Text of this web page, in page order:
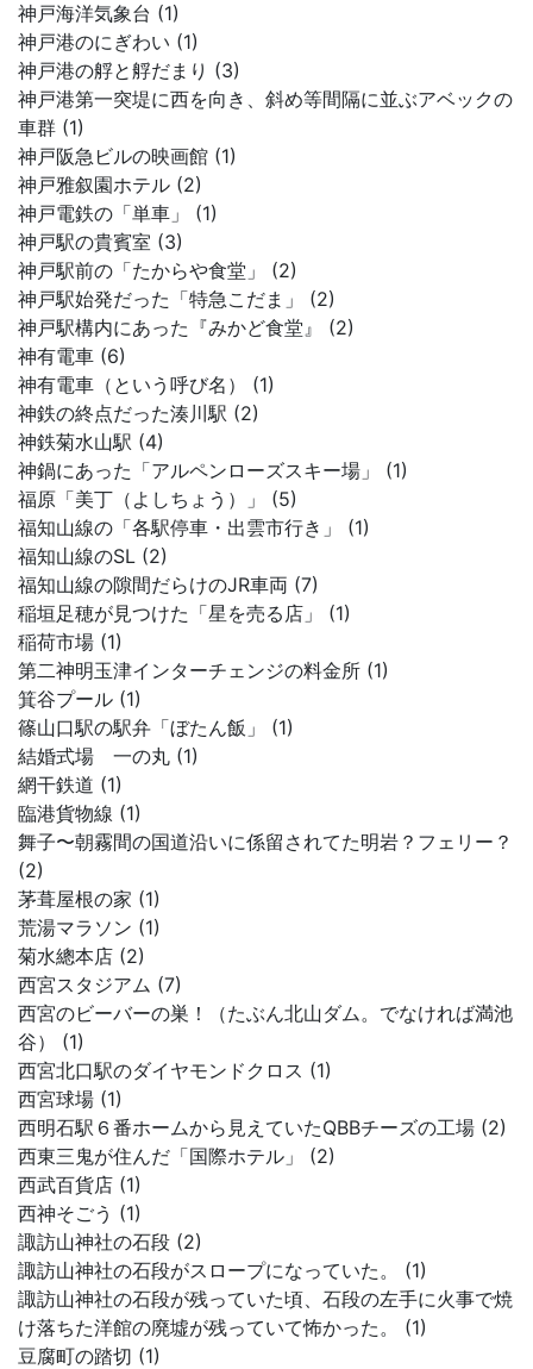
神戸海洋気象台 (1)
神戸港のにぎわい (1)
神戸港の艀と艀だまり (3)
神戸港第一突堤に西を向き、斜め等間隔に並ぶアベックの
車群 (1)
神戸阪急ビルの映画館 (1)
神戸雅叙園ホテル (2)
神戸電鉄の「単車」 (1)
神戸駅の貴賓室 (3)
神戸駅前の「たからや食堂」 (2)
神戸駅始発だった「特急こだま」 (2)
神戸駅構内にあった『みかど食堂』 (2)
神有電車 (6)
神有電車（という呼び名） (1)
神鉄の終点だった湊川駅 (2)
神鉄菊水山駅 (4)
神鍋にあった「アルペンローズスキー場」 (1)
福原「美丁（よしちょう）」 (5)
福知山線の「各駅停車・出雲市行き」 (1)
福知山線のSL (2)
福知山線の隙間だらけのJR車両 (7)
稲垣足穂が見つけた「星を売る店」 (1)
稲荷市場 (1)
第二神明玉津インターチェンジの料金所 (1)
箕谷プール (1)
篠山口駅の駅弁「ぼたん飯」 (1)
結婚式場 一の丸 (1)
網干鉄道 (1)
臨港貨物線 (1)
舞子〜朝霧間の国道沿いに係留されてた明岩？フェリー？
(2)
茅葺屋根の家 (1)
荒湯マラソン (1)
菊水總本店 (2)
西宮スタジアム (7)
西宮のビーバーの巣！（たぶん北山ダム。でなければ満池
谷） (1)
西宮北口駅のダイヤモンドクロス (1)
西宮球場 (1)
西明石駅６番ホームから見えていたQBBチーズの工場 (2)
西東三鬼が住んだ「国際ホテル」 (2)
西武百貨店 (1)
西神そごう (1)
諏訪山神社の石段 (2)
諏訪山神社の石段がスロープになっていた。 (1)
諏訪山神社の石段が残っていた頃、石段の左手に火事で焼
け落ちた洋館の廃墟が残っていて怖かった。 (1)
豆腐町の踏切 (1)